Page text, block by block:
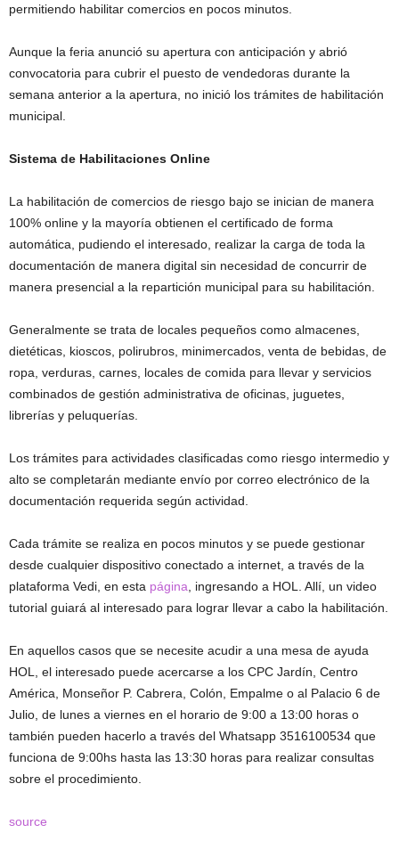
permitiendo habilitar comercios en pocos minutos.
Aunque la feria anunció su apertura con anticipación y abrió
convocatoria para cubrir el puesto de vendedoras durante la
semana anterior a la apertura, no inició los trámites de habilitación
municipal.
Sistema de Habilitaciones Online
La habilitación de comercios de riesgo bajo se inician de manera
100% online y la mayoría obtienen el certificado de forma
automática, pudiendo el interesado, realizar la carga de toda la
documentación de manera digital sin necesidad de concurrir de
manera presencial a la repartición municipal para su habilitación.
Generalmente se trata de locales pequeños como almacenes,
dietéticas, kioscos, polirubros, minimercados, venta de bebidas, de
ropa, verduras, carnes, locales de comida para llevar y servicios
combinados de gestión administrativa de oficinas, juguetes,
librerías y peluquerías.
Los trámites para actividades clasificadas como riesgo intermedio y
alto se completarán mediante envío por correo electrónico de la
documentación requerida según actividad.
Cada trámite se realiza en pocos minutos y se puede gestionar
desde cualquier dispositivo conectado a internet, a través de la
plataforma Vedi, en esta página , ingresando a HOL. Allí, un video
tutorial guiará al interesado para lograr llevar a cabo la habilitación.
En aquellos casos que se necesite acudir a una mesa de ayuda
HOL, el interesado puede acercarse a los CPC Jardín, Centro
América, Monseñor P. Cabrera, Colón, Empalme o al Palacio 6 de
Julio, de lunes a viernes en el horario de 9:00 a 13:00 horas o
también pueden hacerlo a través del Whatsapp 3516100534 que
funciona de 9:00hs hasta las 13:30 horas para realizar consultas
sobre el procedimiento.
source